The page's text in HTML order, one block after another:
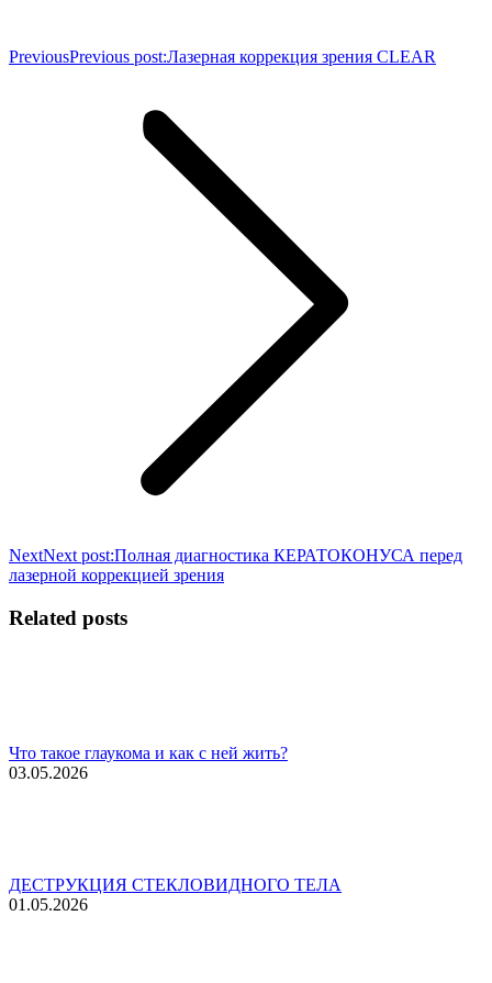
PreviousPrevious post:Лазерная коррекция зрения CLEAR
NextNext post:Полная диагностика КЕРАТОКОНУСА перед
лазерной коррекцией зрения
Related posts
Что такое глаукома и как с ней жить?
03.05.2026
ДЕСТРУКЦИЯ СТЕКЛОВИДНОГО ТЕЛА
01.05.2026